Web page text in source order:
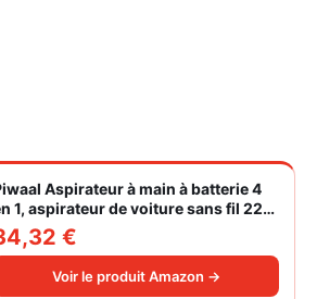
Aspirateur à main à batterie 4
1, aspirateur de voiture sans fil 22
Pa avec moteur sans balais,
électrique à air comprimé
000 tr/min 3 vitesses pour poils
€
Voir le produit Amazon →